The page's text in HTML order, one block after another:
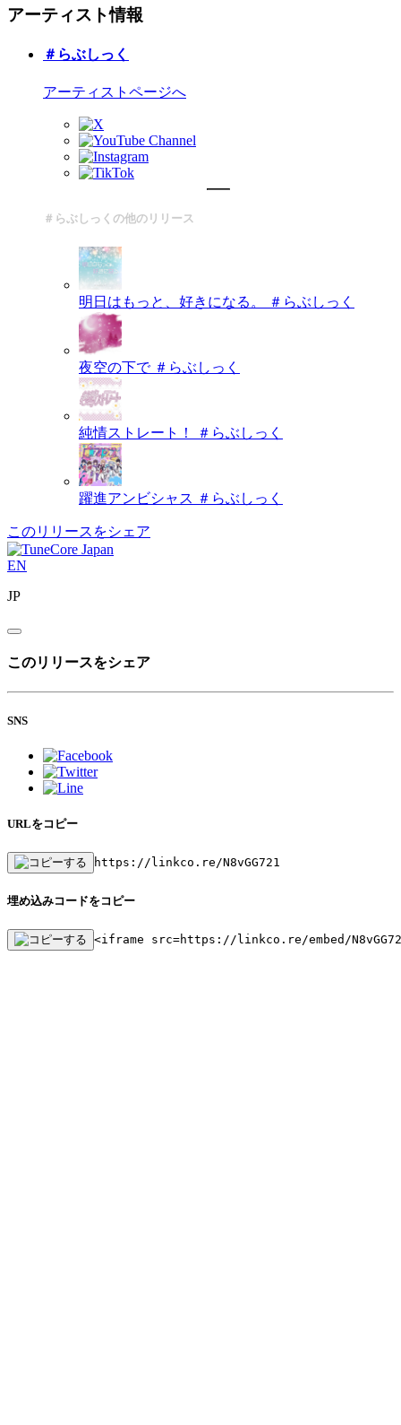
アーティスト情報
＃らぶしっく
アーティストページへ
＃らぶしっくの他のリリース
明日はもっと、好きになる。 ＃らぶしっく
夜空の下で ＃らぶしっく
純情ストレート！ ＃らぶしっく
躍進アンビシャス ＃らぶしっく
このリリースをシェア
EN
JP
このリリースをシェア
SNS
URLをコピー
https://linkco.re/N8vGG721
埋め込みコードをコピー
<iframe src=https://linkco.re/embed/